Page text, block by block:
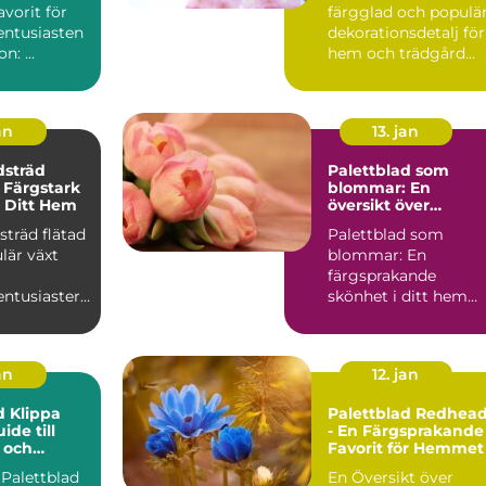
för
Introduction: ...
färgglad och populär
dekorationsdetalj för
hem och trädgård
Hem
flätad
växt
13. jan
Palettblad som
blommar: En
översikt över
palettblad
Palettblad som
blommar: En
färgsprakande
skönhet i ditt hem
vilka typer finns...
Klippa
till
12. jan
Palettblad Redhead
- En Färgsprakande
Favorit för Hemmet
En Översikt över